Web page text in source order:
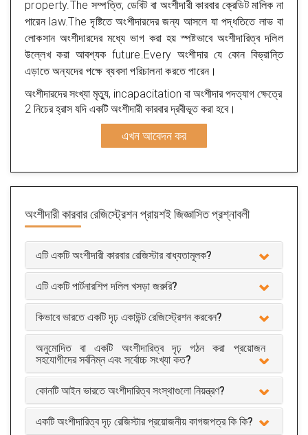
property.The সম্পত্তি, ডেবিট বা অংশীদারী কারবার ক্রেডিট মালিক না
পারেন law.The দৃষ্টিতে অংশীদারদের জন্য আসলে যা পদ্ধতিতে লাভ বা
লোকসান অংশীদারদের মধ্যে ভাগ করা হয় স্পষ্টভাবে অংশীদারিত্ব দলিল
উল্লেখ করা আবশ্যক future.Every অংশীদার যে কোন বিভ্রান্তি
এড়াতে অন্যদের পক্ষে ব্যবসা পরিচালনা করতে পারেন।
অংশীদারদের সংখ্যা মৃত্যু, incapacitation বা অংশীদার পদত্যাগ ক্ষেত্রে
2 নিচের হ্রাস যদি একটি অংশীদারী কারবার দ্রবীভূত করা হবে।
এখন আবেদন কর
অংশীদারী কারবার রেজিস্ট্রেশনপ্রায়শই জিজ্ঞাসিত প্রশ্নাবলী
এটি একটি অংশীদারী কারবার রেজিস্টার বাধ্যতামূলক?
এটি একটি পার্টনারশিপ দলিল খসড়া জরুরি?
কিভাবে ভারতে একটি দৃঢ় একাউন্ট রেজিস্ট্রেশন করবেন?
অনুমোদিত বা একটি অংশীদারিত্ব দৃঢ় গঠন করা প্রয়োজন
সহযোগীদের সর্বনিম্ন এবং সর্বোচ্চ সংখ্যা কত?
কোনটি আইন ভারতে অংশীদারিত্ব সংস্থাগুলো নিয়ন্ত্রণ?
একটি অংশীদারিত্ব দৃঢ় রেজিস্টার প্রয়োজনীয় কাগজপত্র কি কি?